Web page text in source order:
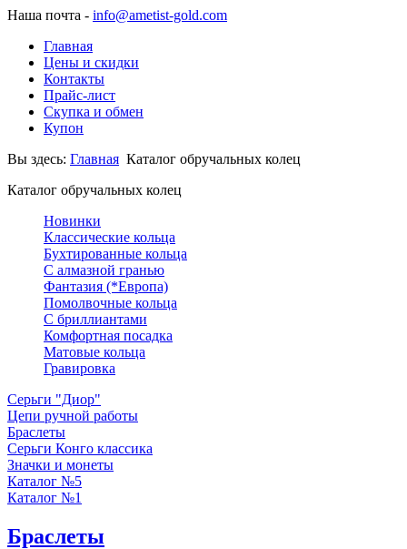
Наша почта - info@ametist-gold.com
Главная
Цены и скидки
Контакты
Прайс-лист
Скупка и обмен
Купон
Вы здесь: Главная Каталог обручальных колец
Каталог обручальных колец
Новинки
Классические кольца
Бухтированные кольца
С алмазной гранью
Фантазия (*Европа)
Помолвочные кольца
С бриллиантами
Комфортная посадка
Матовые кольца
Гравировка
Серьги "Диор"
Цепи ручной работы
Браслеты
Серьги Конго классика
Значки и монеты
Каталог №5
Каталог №1
Браслеты